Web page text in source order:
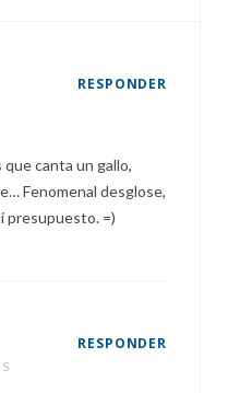
RESPONDER
que canta un gallo,
Fenomenal desglose,
presupuesto. =)
RESPONDER